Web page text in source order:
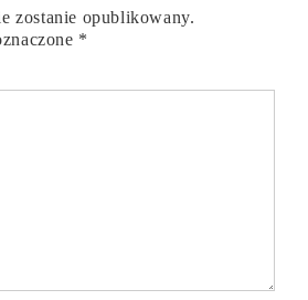
zostanie opublikowany.
*